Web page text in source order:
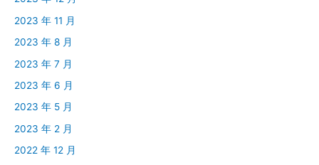
2023 年 11 月
2023 年 8 月
2023 年 7 月
2023 年 6 月
2023 年 5 月
2023 年 2 月
2022 年 12 月